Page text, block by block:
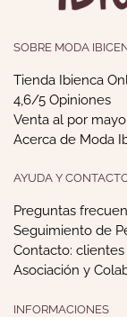
SOBRE MODA
Tienda Ibienca
4,6/5 Opiniones
Venta al por
Acerca de Moda
AYUDA Y
Preguntas
Seguimiento de
Contacto:
Asociación y
INFORMACIONES